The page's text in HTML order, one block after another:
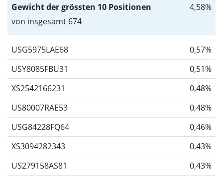
Gewicht der grössten 10 Positionen
von insgesamt 674
4,58%
USG5975LAE68
0,57%
USY8085FBU31
0,51%
XS2542166231
0,48%
US80007RAE53
0,48%
USG84228FQ64
0,46%
XS3094282343
0,43%
US279158AS81
0,43%